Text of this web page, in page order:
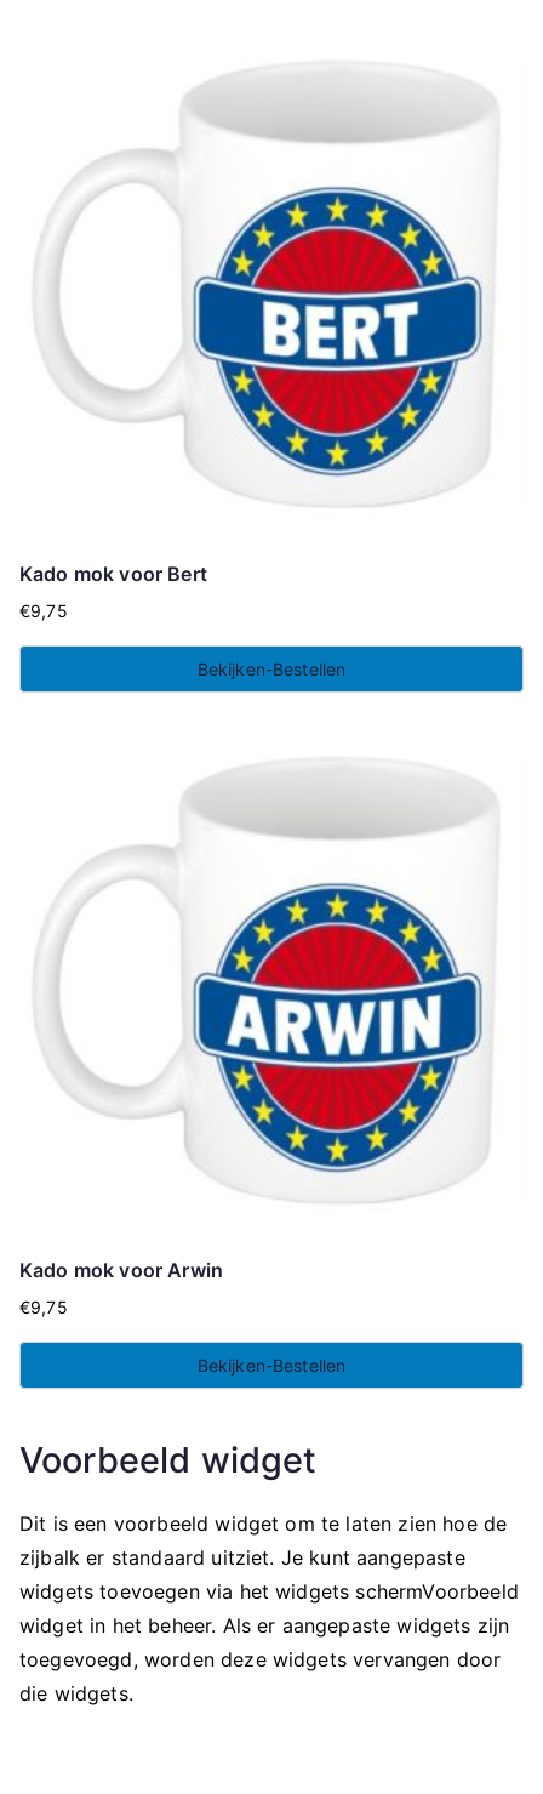
Kado mok voor Bert
€9,75
Bekijken-Bestellen
Kado mok voor Arwin
€9,75
Bekijken-Bestellen
Voorbeeld widget
Dit is een voorbeeld widget om te laten zien hoe de
zijbalk er standaard uitziet. Je kunt aangepaste
widgets toevoegen via het widgets schermVoorbeeld
widget in het beheer. Als er aangepaste widgets zijn
toegevoegd, worden deze widgets vervangen door
die widgets.